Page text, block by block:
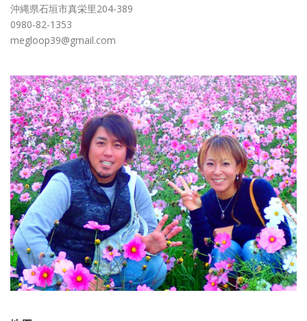
沖縄県石垣市真栄里204-389
0980-82-1353
megloop39@gmail.com